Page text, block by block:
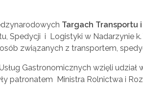
Targach Transportu
Spedycji i Logistyki w Nadarzynie k.
związanych z transportem,
Gastronomicznych wzięli udział
patronatem Ministra Rolnictwa i